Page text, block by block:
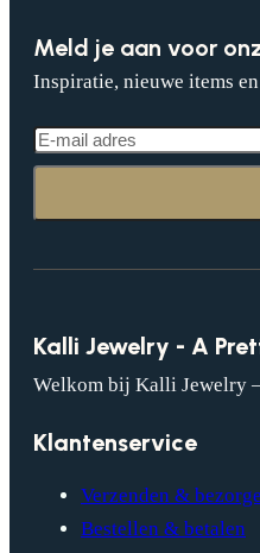
Meld je aan voor
Inspiratie, nieuwe items
Kalli Jewelry - A
Welkom bij Kalli Jewelry
Klantenservice
Verzenden &
Bestellen & betalen